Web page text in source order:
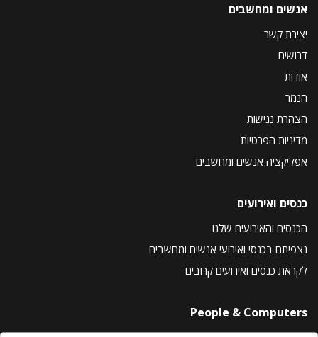
אנשים ומחשבים
יצירת קשר
דרושים
אודות
הנמר
הצהרת נגישות
מדיניות הפרטיות
אפליקציה אנשים ומחשבים
כנסים ואירועים
הכנסים והאירועים שלנו
נצפיתם בכנסי ואירועי אנשים ומחשבים
לקראת כנסים ואירועים קרובים
People & Computers